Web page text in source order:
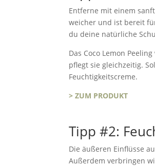
Entferne mit einem
weicher und ist bereit
du deine natürliche
Das Coco Lemon
pflegt sie gleichzeitig.
Feuchtigkeitscreme.
> ZUM PRODUKT
Tipp #2:
Die äußeren Einflüsse
Außerdem verbringen